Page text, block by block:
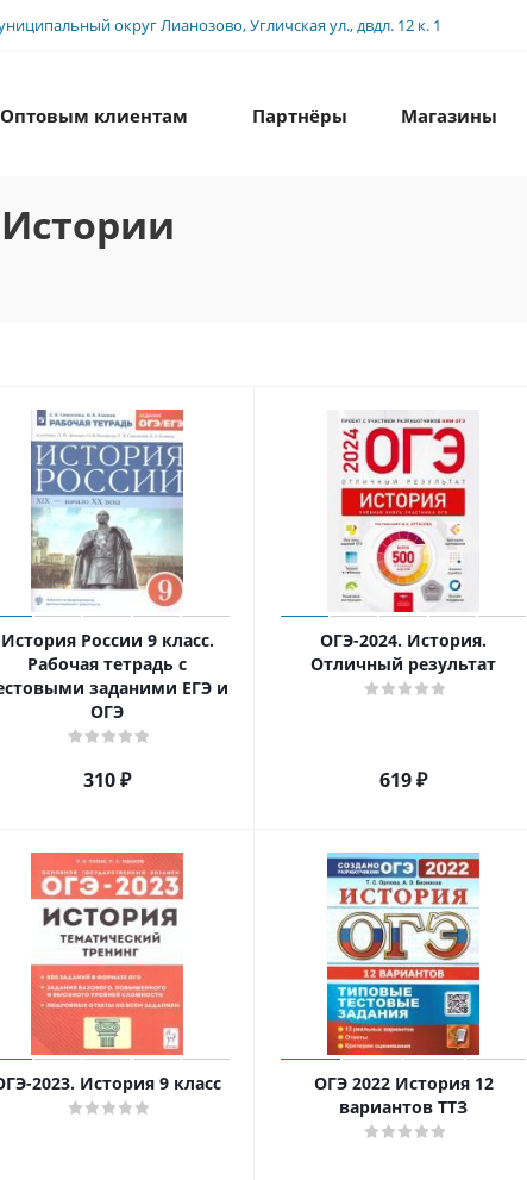
округ Лианозово, Угличская ул., двдл. 12 к. 1
Оптовым клиентам Партнёры Магазины
История России 9 класс.
Рабочая тетрадь с
заданими ЕГЭ и
ОГЭ
310₽
ОГЭ-2024. История.
Отличный результат
619₽
2023. История 9 класс
ОГЭ 2022 История 12
вариантов ТТЗ